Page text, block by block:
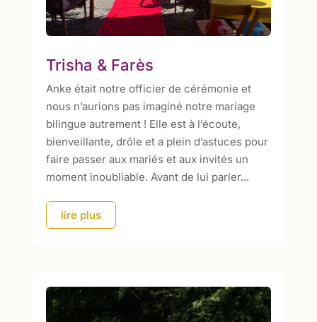
Trisha & Farès
Anke était notre officier de cérémonie et
nous n’aurions pas imaginé notre mariage
bilingue autrement ! Elle est à l’écoute,
bienveillante, drôle et a plein d’astuces pour
faire passer aux mariés et aux invités un
moment inoubliable. Avant de lui parler...
lire plus